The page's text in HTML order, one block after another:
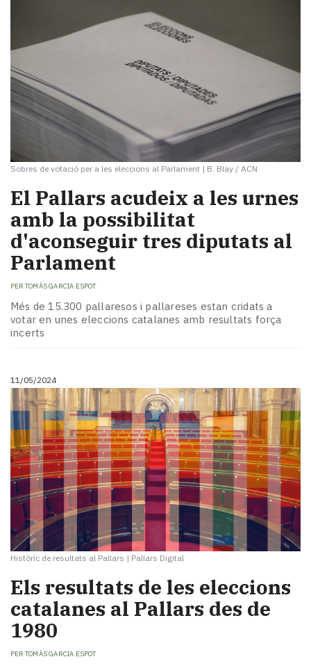
Sobres de votació per a les eleccions al Parlament | B. Blay / ACN
El Pallars acudeix a les urnes
amb la possibilitat
d'aconseguir tres diputats al
Parlament
PER TOMÀS GARCIA ESPOT
Més de 15.300 pallaresos i pallareses estan cridats a
votar en unes eleccions catalanes amb resultats força
incerts
11/05/2024
Històric de resultats al Pallars | Pallars Digital
Els resultats de les eleccions
catalanes al Pallars des de
1980
PER TOMÀS GARCIA ESPOT